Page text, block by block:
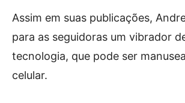
Assim em suas publicações,
para as seguidoras um vibrador
tecnologia, que pode ser
celular.